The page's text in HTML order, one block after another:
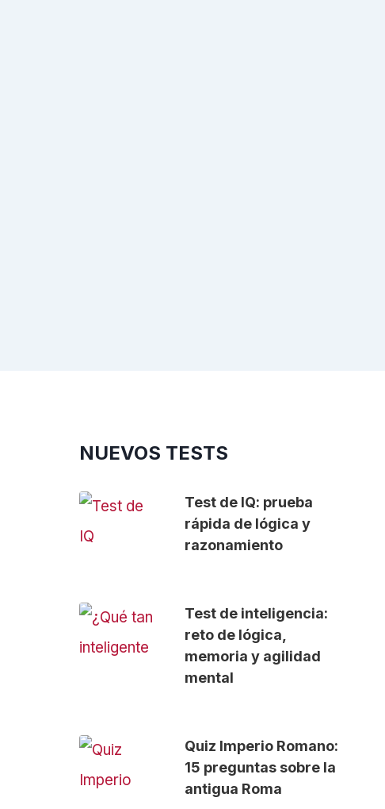
NUEVOS TESTS
Test de IQ: prueba
rápida de lógica y
razonamiento
Test de inteligencia:
reto de lógica,
memoria y agilidad
mental
Quiz Imperio Romano:
15 preguntas sobre la
antigua Roma